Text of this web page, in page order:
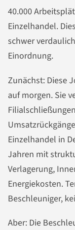
40.000
Einzelhandel.
schwer
Einordnung.
Zunächst: Diese
auf morgen. Sie
Einzelhandel in
Jahren mit
Verlagerung,
Energiekosten.
Beschleuniger,
Aber: Die